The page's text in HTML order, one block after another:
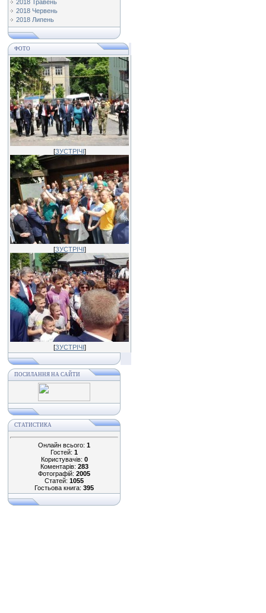
2018 Травень
2018 Червень
2018 Липень
ФОТО
[ЗУСТРІЧІ]
[ЗУСТРІЧІ]
[ЗУСТРІЧІ]
ПОСИЛАННЯ НА САЙТИ
СТАТИСТИКА
Онлайн всього: 1
Гостей: 1
Користувачів: 0
Коментарів: 283
Фотографій: 2005
Статей: 1055
Гостьова книга: 395